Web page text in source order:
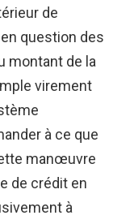
de
en question des
montant de la
virement
à ce que
manœuvre
de crédit en
à